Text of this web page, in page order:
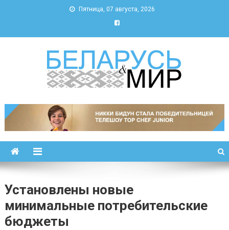
Пятница, 07 августа, 2026
Беларусь и мир
Установлены новые
минимальные потребительские
бюджеты